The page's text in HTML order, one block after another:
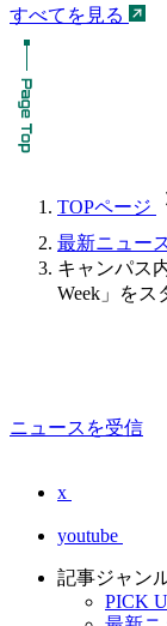
すべてを見る
TOPページ
最新ニュー
キャンパス
Week」をス
ニュースを受信
x
youtube
記事ジャン
PICK